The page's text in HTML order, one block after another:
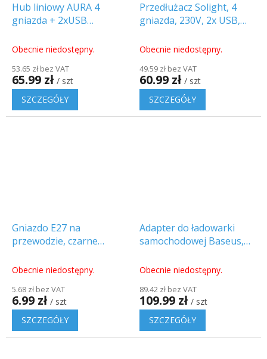
Hub liniowy AURA 4
gniazda + 2xUSB
Obecnie niedostępny.
53.65 zł bez VAT
65.99 zł / szt
SZCZEGÓŁY
Przedłużacz Solight, 4
gniazda, 230V, 2x USB,
Obecnie niedostępny.
49.59 zł bez VAT
60.99 zł / szt
SZCZEGÓŁY
Gniazdo E27 na
przewodzie, czarne
Obecnie niedostępny.
5.68 zł bez VAT
6.99 zł / szt
SZCZEGÓŁY
Adapter do ładowarki
samochodowej Baseus,
QC+PPS, Dual Quick,
Obecnie niedostępny.
89.42 zł bez VAT
109.99 zł / szt
SZCZEGÓŁY